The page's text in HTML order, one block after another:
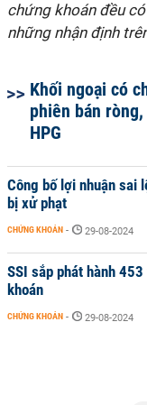
chứng khoán đều
những nhận định
Khối ngoại có
phiên bán ròng,
HPG
Công bố lợi nhuận sai
bị xử phạt
CHỨNG KHOÁN - 29-08-2024
SSI sắp phát hành
khoán
CHỨNG KHOÁN - 29-08-2024